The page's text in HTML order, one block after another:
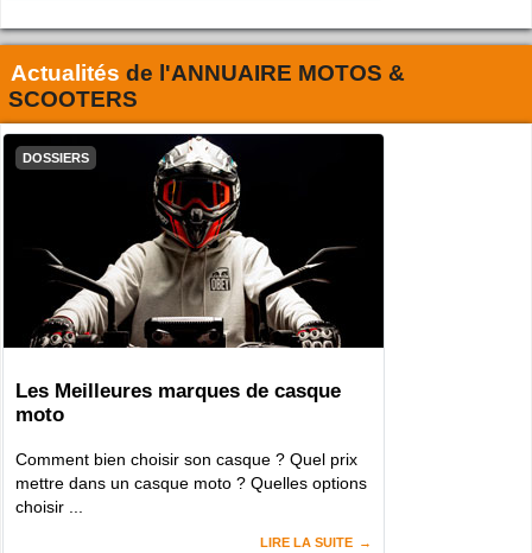
Actualités de l'ANNUAIRE MOTOS &
SCOOTERS
DOSSIERS
Les Meilleures marques de casque
moto
Comment bien choisir son casque ? Quel prix
mettre dans un casque moto ? Quelles options
choisir ...
LIRE LA SUITE